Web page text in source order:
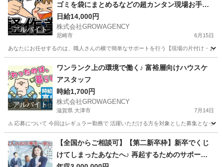
アルバイト
ゴミを袋にまとめるなどの超カンタン現場お手伝
い◎
日給14,000円
株式会社GROWAGENCY
尼崎市 6月15日
あなたにお任せするのは、職人さんの横で簡単なサポートを行う【現場の片付け・お
その他 ゲーム
アルバイト
ワンランク上の環境で働く♪ 富裕層向けハウスケ
アスタッフ
時給1,700円
株式会社GROWAGENCY
滋賀県 大津市 7月14日
⚠️ 応募について 今回はレギュラー勤務で 活躍いただける方を対象とした募集となっ
清掃 富裕層
【全国からご相談可】【第二新卒枠】新卒でくじ
けてしまったあなたへ♪ 再起するためのサポート